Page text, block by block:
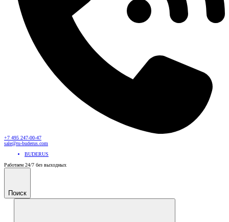
+7 495 247-00-47
sale@ru-buderus.com
BUDERUS
Работаем 24/7 без выходных
Поиск